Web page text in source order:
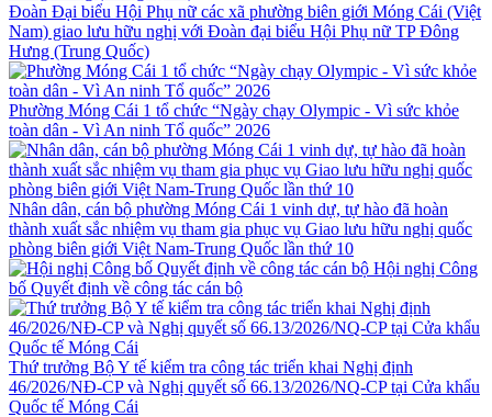
Đoàn Đại biểu Hội Phụ nữ các xã phường biên giới Móng Cái (Việt
Nam) giao lưu hữu nghị với Đoàn đại biểu Hội Phụ nữ TP Đông
Hưng (Trung Quốc)
Phường Móng Cái 1 tổ chức “Ngày chạy Olympic - Vì sức khỏe
toàn dân - Vì An ninh Tổ quốc” 2026
Nhân dân, cán bộ phường Móng Cái 1 vinh dự, tự hào đã hoàn
thành xuất sắc nhiệm vụ tham gia phục vụ Giao lưu hữu nghị quốc
phòng biên giới Việt Nam-Trung Quốc lần thứ 10
Hội nghị Công
bố Quyết định về công tác cán bộ
Thứ trưởng Bộ Y tế kiểm tra công tác triển khai Nghị định
46/2026/NĐ-CP và Nghị quyết số 66.13/2026/NQ-CP tại Cửa khẩu
Quốc tế Móng Cái